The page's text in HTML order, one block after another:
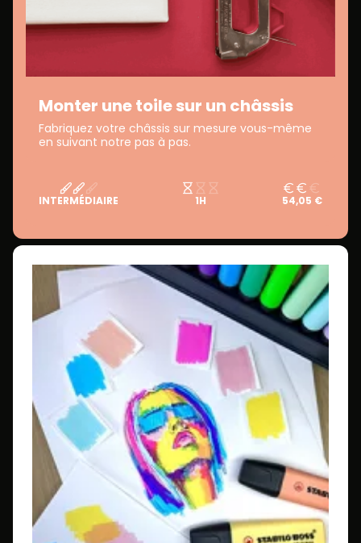
Monter une toile sur un châssis
Fabriquez votre châssis sur mesure vous-même
en suivant notre pas à pas.
INTERMÉDIAIRE 1H 54,05 €